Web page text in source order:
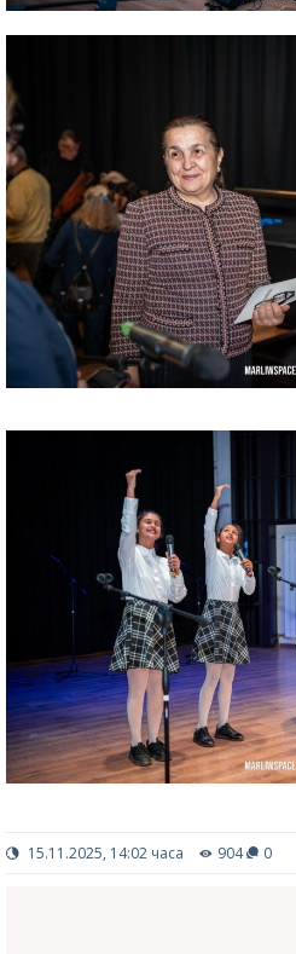
15.11.2025, 14:02 часа 904 0